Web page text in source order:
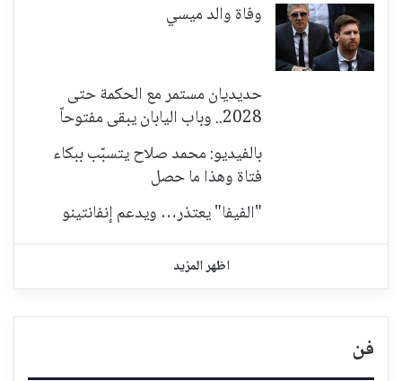
وفاة والد ميسي
حديديان مستمر مع الحكمة حتى
2028.. وباب اليابان يبقى مفتوحاً
بالفيديو: محمد صلاح يتسبّب ببكاء
فتاة وهذا ما حصل
"الفيفا" يعتذر… ويدعم إنفانتينو
اظهر المزيد
فن